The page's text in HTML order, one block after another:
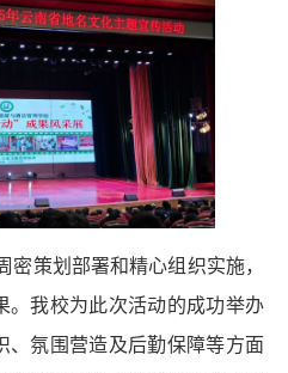
密策划部署和精心组织实施，
。我校为此次活动的成功举办
、氛围营造及后勤保障等方面